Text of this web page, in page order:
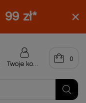
99 zł*
Twoje konto
0